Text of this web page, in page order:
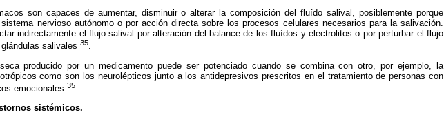
son capaces de aumentar, disminuir o alterar la composición del fluído salival, posiblemente porque
nervioso autónomo o por acción directa sobre los procesos celulares necesarios para la salivación.
indirectamente el flujo salival por alteración del balance de los fluídos y electrolitos o por perturbar el flujo
salivales 35.
producido por un medicamento puede ser potenciado cuando se combina con otro, por ejemplo, la
como son los neurolépticos junto a los antidepresivos prescritos en el tratamiento de personas con
emocionales 35.
sistémicos.